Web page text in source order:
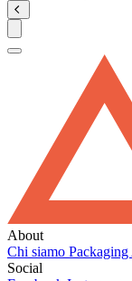
About
Chi siamo Packaging
Social